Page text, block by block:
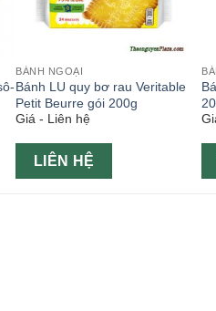
BÁNH NGOẠI
Bánh LU quy bơ rau Veritable
Petit Beurre gói 200g
Giá - Liên hệ
LIÊN HỆ